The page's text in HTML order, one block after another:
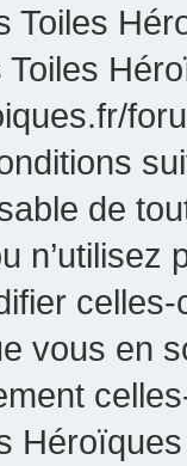
Toiles
Toiles
de
n’utilisez
vous en